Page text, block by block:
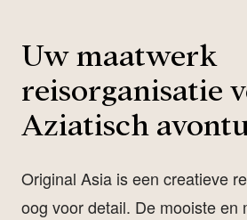
Uw maatwerk
reisorganisatie
Aziatisch
Original Asia is een creatieve
oog voor detail. De mooiste en